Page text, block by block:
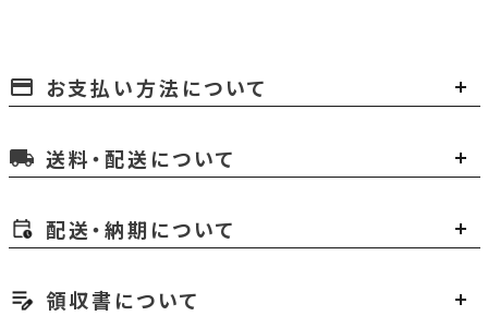
payment お支払い方法について
local_shipping 送料・配送について
配送・納期について
領収書について